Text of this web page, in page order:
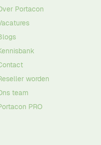
Portacon
worden
team
PRO